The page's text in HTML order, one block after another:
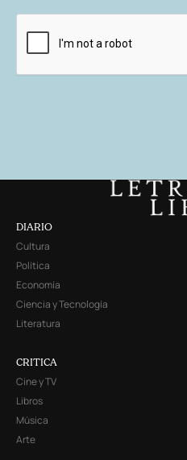
DIARIO
Cultura
Política
Economía
Ciencia y Tecnología
Literatura
CRITICA
Cine y TV
Libros
Música
Arte